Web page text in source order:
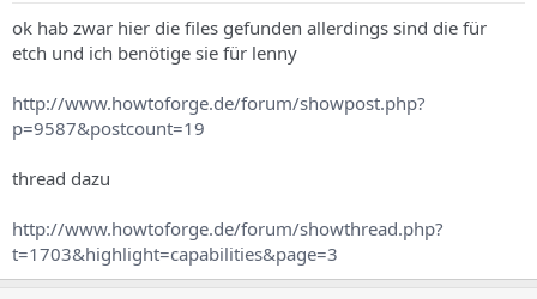
ok hab zwar hier die files gefunden allerdings sind die für
etch und ich benötige sie für lenny
http://www.howtoforge.de/forum/showpost.php?
p=9587&postcount=19
thread dazu
http://www.howtoforge.de/forum/showthread.php?
t=1703&highlight=capabilities&page=3